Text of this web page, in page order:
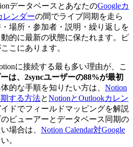
データベースとあなたのGoogleカ
レンダーの間でライブ同期を走ら
場所・参加者・説明・繰り返しを
的に最新の状態に保たれます。ビ
こにあります。
に接続する最も多い理由が、こ
は、2syncユーザーの88%が最初
的な手順を知りたい方は、 Notion
する方法とNotionとOutlookカレン
ドでフィールドマッピングを解説
ビューアーとデータベース同期の
場合は、 Notion Calendar対Google
。